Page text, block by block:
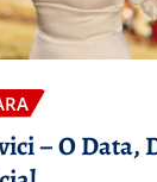
– O Data,